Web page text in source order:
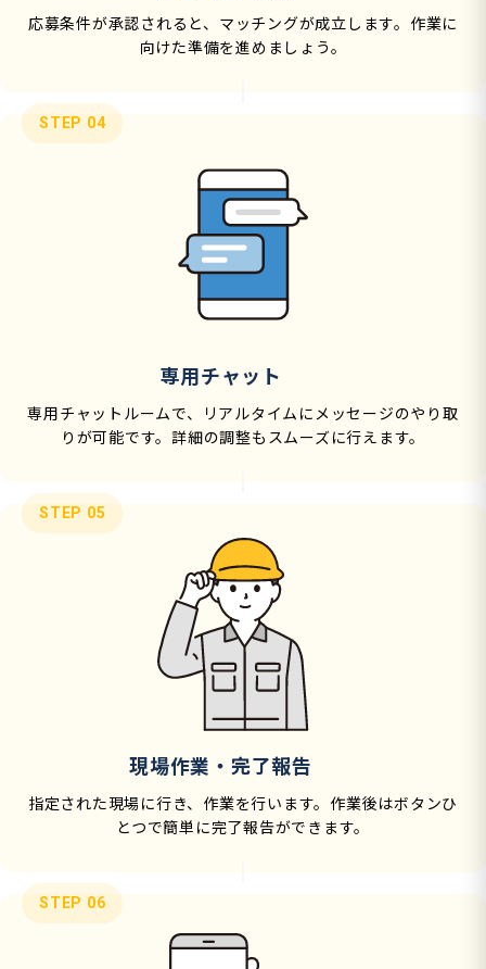
応募条件が承認されると、マッチングが成立します。作業に
向けた準備を進めましょう。
STEP 04
専用チャット
専用チャットルームで、リアルタイムにメッセージのやり取
りが可能です。詳細の調整もスムーズに行えます。
STEP 05
現場作業・完了報告
指定された現場に行き、作業を行います。作業後はボタンひ
とつで簡単に完了報告ができます。
STEP 06